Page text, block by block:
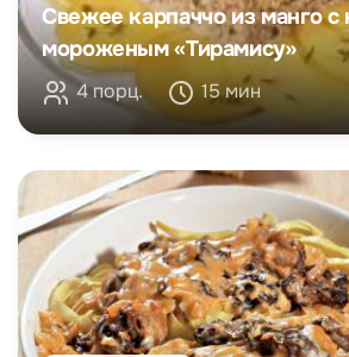
Свежее карпаччо из манго
мороженым «Тирамису»
4 порц. 15 мин